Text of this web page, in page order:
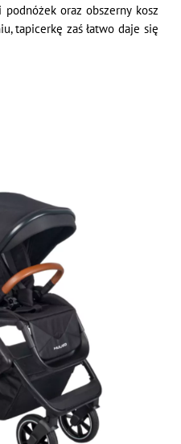
oraz obszerny kosz
tapicerkę zaś łatwo daje się